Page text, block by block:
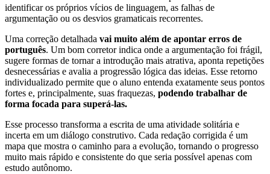
identificar os próprios vícios de linguagem, as falhas de
argumentação ou os desvios gramaticais recorrentes.
Uma correção detalhada vai muito além de apontar erros de
português. Um bom corretor indica onde a argumentação foi frágil,
sugere formas de tornar a introdução mais atrativa, aponta repetições
desnecessárias e avalia a progressão lógica das ideias. Esse retorno
individualizado permite que o aluno entenda exatamente seus pontos
fortes e, principalmente, suas fraquezas, podendo trabalhar de
forma focada para superá-las.
Esse processo transforma a escrita de uma atividade solitária e
incerta em um diálogo construtivo. Cada redação corrigida é um
mapa que mostra o caminho para a evolução, tornando o progresso
muito mais rápido e consistente do que seria possível apenas com
estudo autônomo.